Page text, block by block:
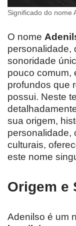
Significado do nome
O nome
personalidade,
sonoridade
pouco comum,
profundos que
possui. Neste
sua origem,
personalidade,
culturais,
este nome
Origem e
Adenilso é um